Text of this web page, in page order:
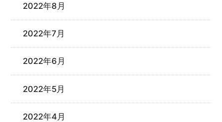
2022年8月
2022年7月
2022年6月
2022年5月
2022年4月